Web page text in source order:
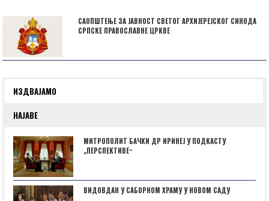
САОПШТЕЊЕ ЗА ЈАВНОСТ СВЕТОГ АРХИЈЕРЕЈСКОГ СИНОДА
СРПСКЕ ПРАВОСЛАВНЕ ЦРКВЕ
ИЗДВАЈАМО
НАЈАВЕ
МИТРОПОЛИТ БАЧКИ ДР ИРИНЕЈ У ПОДКАСТУ
„ПЕРСПЕКТИВЕˮ
ВИДОВДАН У САБОРНОМ ХРАМУ У НОВОМ САДУ